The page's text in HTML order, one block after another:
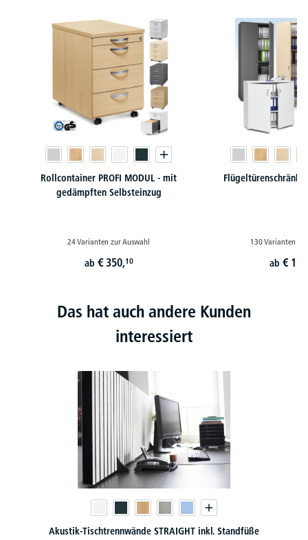
Rollcontainer PROFI MODUL - mit
gedämpften Selbsteinzug
24 Varianten zur Auswahl
ab € 350,10
Flügeltürenschränke
130 Varianten
ab €
Das hat auch andere Kunden
interessiert
Akustik-Tischtrennwände STRAIGHT inkl. Standfüße